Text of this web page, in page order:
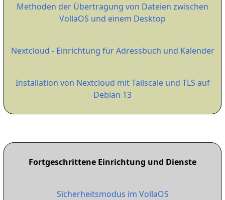
Methoden der Übertragung von Dateien zwischen
VollaOS und einem Desktop
Nextcloud - Einrichtung für Adressbuch und Kalender
Installation von Nextcloud mit Tailscale und TLS auf
Debian 13
Fortgeschrittene Einrichtung und Dienste
Sicherheitsmodus im VollaOS